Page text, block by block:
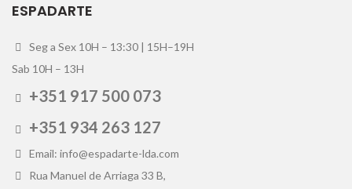
ESPADARTE
Seg a Sex 10H – 13:30 | 15H–19H
Sab 10H – 13H
+351 917 500 073
+351 934 263 127
Email: info@espadarte-lda.com
Rua Manuel de Arriaga 33 B,